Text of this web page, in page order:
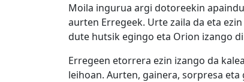
Moila ingurua argi dotoreekin
aurten Erregeek. Urte zaila da eta
dute hutsik egingo eta Orion izango
Erregeen etorrera ezin izango da
leihoan. Aurten, gainera, sorpresa